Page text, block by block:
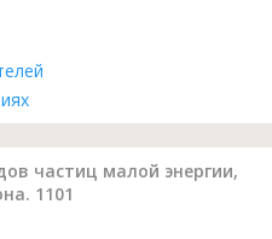
частиц малой энергии,
1101